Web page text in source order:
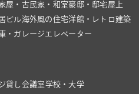
屋・古民家・和室豪邸・邸宅屋上
ビル海外風の住宅洋館・レトロ建築
・ガレージ エレベーター
貸し会議室学校・大学